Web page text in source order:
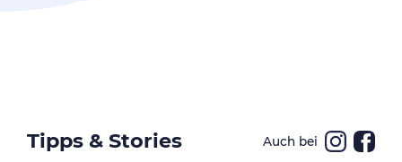
Tipps & Stories Auch bei